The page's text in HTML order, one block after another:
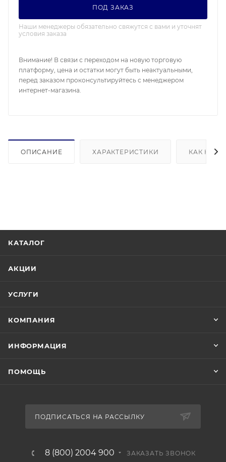
ПОД ЗАКАЗ
Наши менеджеры обязательно свяжутся с вами и уточнят
условия заказа
Внимание! В связи с переходом на новую торговую
платформу, цена и остатки могут быть неактуальными,
перед заказом проконсультируйтесь с менеджером
интернет-магазина.
ОПИСАНИЕ ХАРАКТЕРИСТИКИ КАК
КАТАЛОГ
АКЦИИ
УСЛУГИ
КОМПАНИЯ
ИНФОРМАЦИЯ
ПОМОЩЬ
ПОДПИСАТЬСЯ НА РАССЫЛКУ
8 (800) 2004 900 ЗАКАЗАТЬ ЗВОНОК